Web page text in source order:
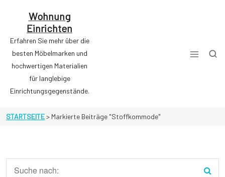
Wohnung
Einrichten
Erfahren Sie mehr über die
besten Möbelmarken und
hochwertigen Materialien
für langlebige
Einrichtungsgegenstände.
STARTSEITE> Markierte Beiträge "Stoffkommode"